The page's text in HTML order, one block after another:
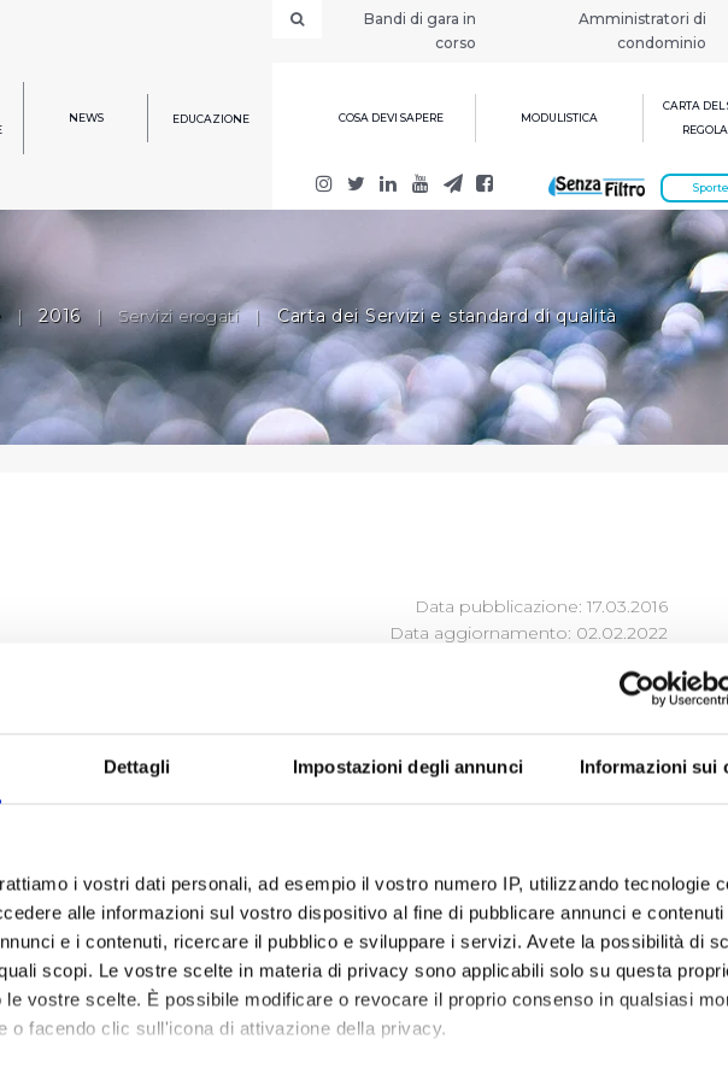
Dettagli Impostazioni degli annunci Informazioni sui
i vostri dati personali, ad esempio il vostro numero IP, utilizzando tecnologie
alle informazioni sul vostro dispositivo al fine di pubblicare annunci e contenuti
e i contenuti, ricercare il pubblico e sviluppare i servizi. Avete la possibilità di
scopi. Le vostre scelte in materia di privacy sono applicabili solo su questa
le vostre scelte. È possibile modificare o revocare il proprio consenso in qualsiasi
o facendo clic sull'icona di attivazione della privacy.
Bandi di gara in
corso
Amministratori di
condominio
NEWS EDUCAZIONE COSA DEVI SAPERE MODULISTICA
CARTA DEL
| 2016 | Servizi erogati | Carta dei Servizi e standard di qualità
Data pubblicazione: 17.03.2016
Data aggiornamento: 02.02.2022
QUALITÀ
Carta del Servizio valida dal 1 Luglio 2016